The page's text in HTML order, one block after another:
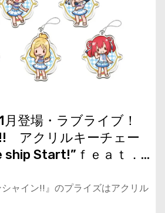
登場・ラブライブ！
アクリルキーチェー
ship Start!”ｆｅａｔ．
シャイン!!』のプライズはアクリル